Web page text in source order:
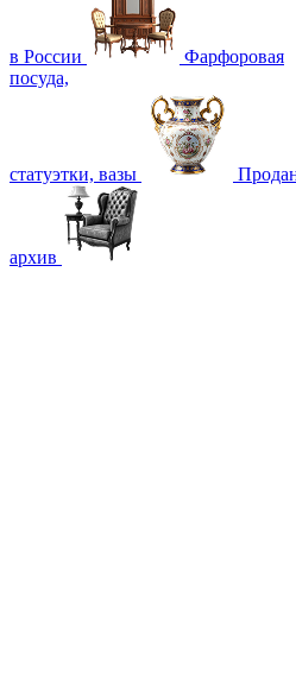
в России
Фарфоровая
посуда,
статуэтки, вазы
архив